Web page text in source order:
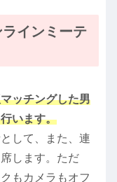
インミーテ
ッチングした男
います。
して、また、連
します。ただ
もカメラもオフ